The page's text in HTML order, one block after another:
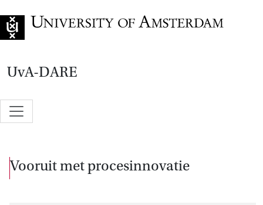
UvA-DARE
Vooruit met procesinnovatie